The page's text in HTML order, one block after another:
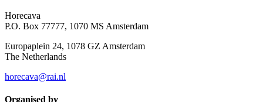
Horecava
P.O. Box 77777, 1070 MS Amsterdam
Europaplein 24, 1078 GZ Amsterdam
The Netherlands
horecava@rai.nl
Organised by